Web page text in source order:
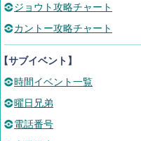
ジョウト攻略チャート
カントー攻略チャート
サブイベント】
時間イベント一覧
曜日兄弟
電話番号